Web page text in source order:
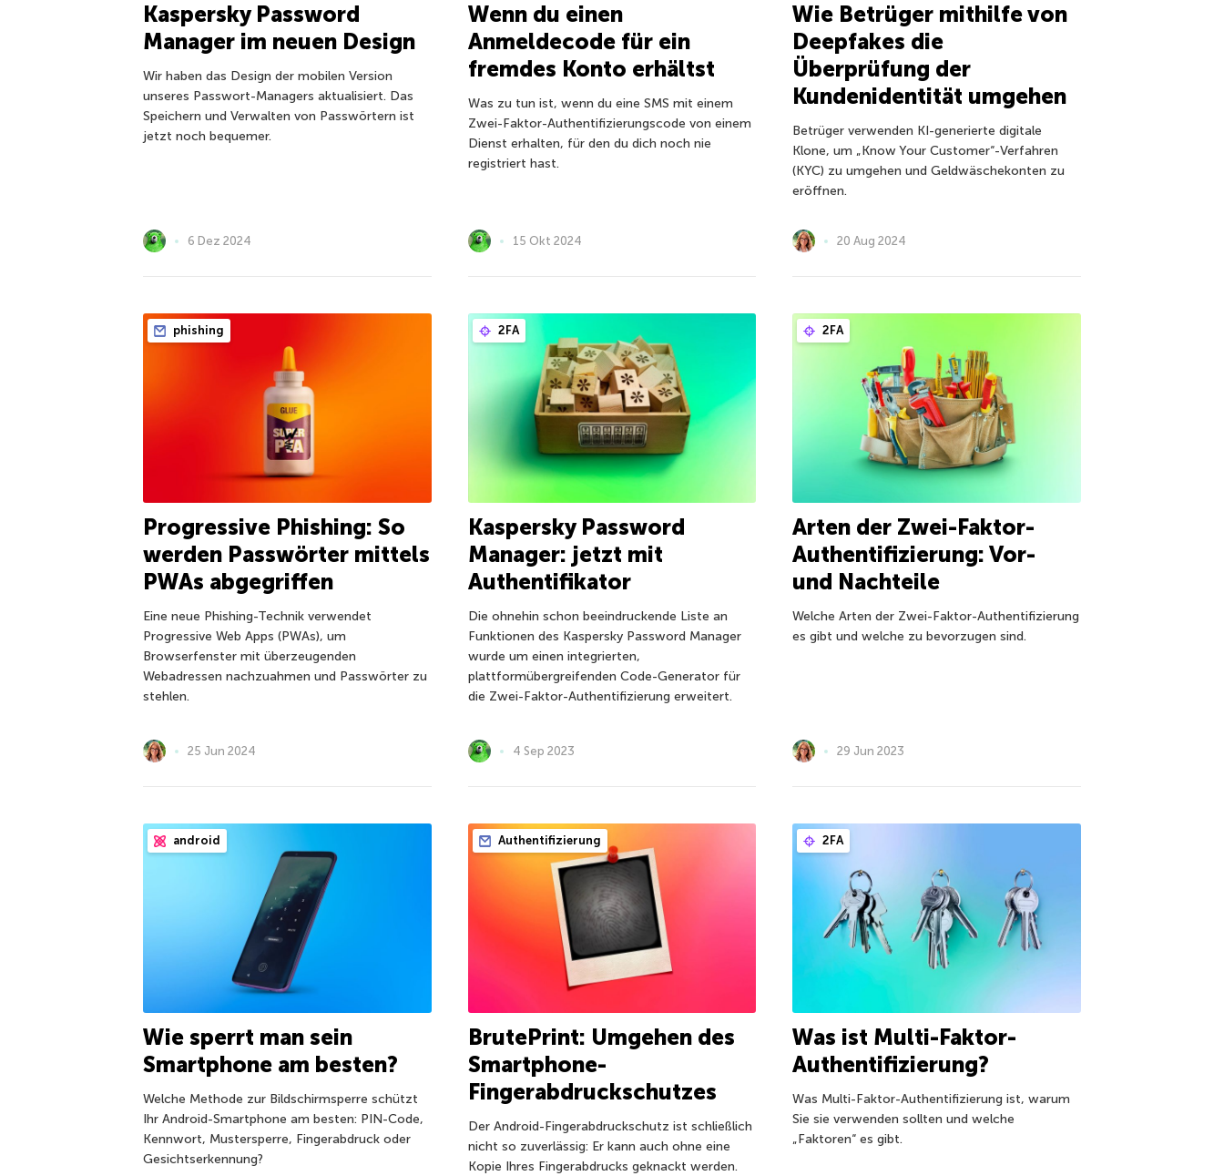
Kaspersky Password
Manager im neuen Design
Wir haben das Design der mobilen Version
unseres Passwort-Managers aktualisiert. Das
Speichern und Verwalten von Passwörtern ist
jetzt noch bequemer.
6 Dez 2024
Wenn du einen
Anmeldecode für ein
fremdes Konto erhältst
Was zu tun ist, wenn du eine SMS mit einem
Zwei-Faktor-Authentifizierungscode von einem
Dienst erhalten, für den du dich noch nie
registriert hast.
15 Okt 2024
Wie Betrüger mithilfe von
Deepfakes die
Überprüfung der
Kundenidentität umgehen
Betrüger verwenden KI-generierte digitale
Klone, um „Know Your Customer“-Verfahren
(KYC) zu umgehen und Geldwäschekonten zu
eröffnen.
20 Aug 2024
phishing
Progressive Phishing: So
werden Passwörter mittels
PWAs abgegriffen
Eine neue Phishing-Technik verwendet
Progressive Web Apps (PWAs), um
Browserfenster mit überzeugenden
Webadressen nachzuahmen und Passwörter zu
stehlen.
25 Jun 2024
2FA
Kaspersky Password
Manager: jetzt mit
Authentifikator
Die ohnehin schon beeindruckende Liste an
Funktionen des Kaspersky Password Manager
wurde um einen integrierten,
plattformübergreifenden Code-Generator für
die Zwei-Faktor-Authentifizierung erweitert.
4 Sep 2023
2FA
Arten der Zwei-Faktor-
Authentifizierung: Vor-
und Nachteile
Welche Arten der Zwei-Faktor-Authentifizierung
es gibt und welche zu bevorzugen sind.
29 Jun 2023
android
Wie sperrt man sein
Smartphone am besten?
Welche Methode zur Bildschirmsperre schützt
Ihr Android-Smartphone am besten: PIN-Code,
Kennwort, Mustersperre, Fingerabdruck oder
Gesichtserkennung?
Authentifizierung
BrutePrint: Umgehen des
Smartphone-
Fingerabdruckschutzes
Der Android-Fingerabdruckschutz ist schließlich
nicht so zuverlässig: Er kann auch ohne eine
Kopie Ihres Fingerabdrucks geknackt werden.
2FA
Was ist Multi-Faktor-
Authentifizierung?
Was Multi-Faktor-Authentifizierung ist, warum
Sie sie verwenden sollten und welche
„Faktoren“ es gibt.